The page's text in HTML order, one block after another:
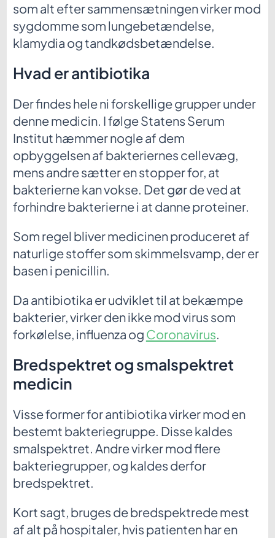
som alt efter sammensætningen virker mod
sygdomme som lungebetændelse,
klamydia og tandkødsbetændelse.
Hvad er antibiotika
Der findes hele ni forskellige grupper under
denne medicin. I følge Statens Serum
Institut hæmmer nogle af dem
opbyggelsen af bakteriernes cellevæg,
mens andre sætter en stopper for, at
bakterierne kan vokse. Det gør de ved at
forhindre bakterierne i at danne proteiner.
Som regel bliver medicinen produceret af
naturlige stoffer som skimmelsvamp, der er
basen i penicillin.
Da antibiotika er udviklet til at bekæmpe
bakterier, virker den ikke mod virus som
forkølelse, influenza og Coronavirus.
Bredspektret og smalspektret
medicin
Visse former for antibiotika virker mod en
bestemt bakteriegruppe. Disse kaldes
smalspektret. Andre virker mod flere
bakteriegrupper, og kaldes derfor
bredspektret.
Kort sagt, bruges de bredspektrede mest
af alt på hospitaler, hvis patienten har en